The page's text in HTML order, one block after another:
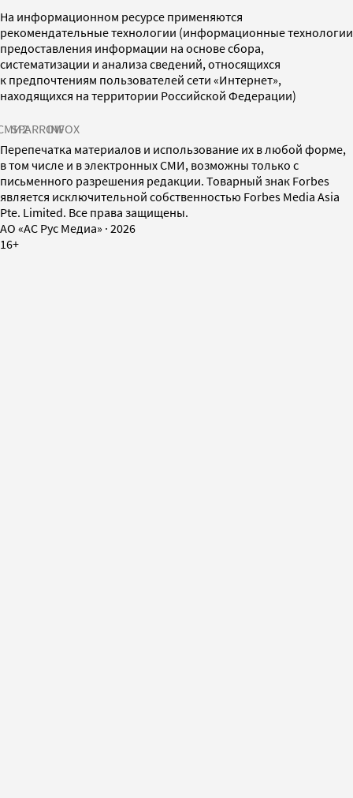
На информационном ресурсе применяются
рекомендательные технологии (информационные технологии
предоставления информации на основе сбора,
систематизации и анализа сведений, относящихся
к предпочтениям пользователей сети «Интернет»,
находящихся на территории Российской Федерации)
SPARROWINFOX
Перепечатка материалов и использование их в любой форме,
в том числе и в электронных СМИ, возможны только с
письменного разрешения редакции. Товарный знак Forbes
является исключительной собственностью Forbes Media Asia
Pte. Limited. Все права защищены.
AO «АС Рус Медиа» · 2026
16+